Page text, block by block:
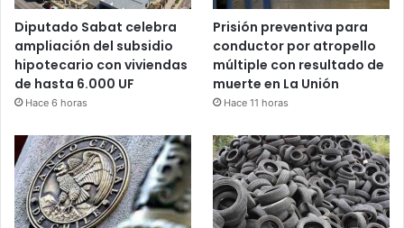
Diputado Sabat celebra
ampliación del subsidio
hipotecario con viviendas
de hasta 6.000 UF
Hace 6 horas
Prisión preventiva para
conductor por atropello
múltiple con resultado de
muerte en La Unión
Hace 11 horas